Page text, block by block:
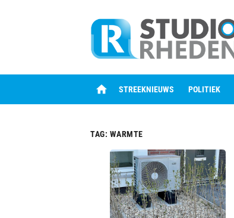
home STREEKNIEUWS POLITIEK
TAG: WARMTE